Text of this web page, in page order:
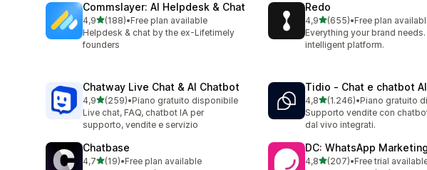
Commslayer: AI Helpdesk & Chat
4,9stelle su 5
(188)
188 recensioni totali
•Free plan available
Helpdesk & chat by the ex-Lifetimely
founders
Redo
4,9stelle su 5
(655)
655 recensioni totali
•Free plan
Everything your brand needs.
intelligent platform.
Chatway Live Chat & AI Chatbot
4,9stelle su 5
(259)
259 recensioni totali
•Piano gratuito disponibile
Live chat, FAQ, chatbot IA per
supporto, vendite e servizio
Tidio ‑ Chat e chatbot AI
4,8stelle su 5
(1.246)
1246 recensioni totali
•Piano gratuito
Supporto vendite con
dal vivo integrati.
Chatbase
4,7stelle su 5
(19)
19 recensioni totali
•Free plan available
DC: WhatsApp
4,8stelle su 5
(207)
207 recensioni totali
•Free trial